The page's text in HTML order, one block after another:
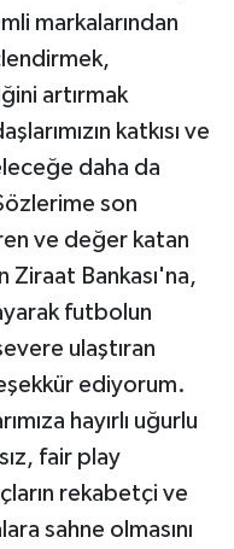
markalarından
artırmak
katkısı ve
daha da
son
ve değer katan
Ziraat Bankası'na,
futbolun
ulaştıran
ediyorum.
hayırlı uğurlu
fair play
rekabetçi ve
sahne olmasını